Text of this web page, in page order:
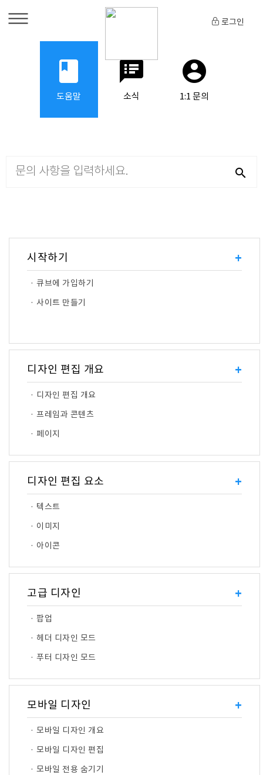
로그인
book
도움말
speaker_notes
소식
account_circle
1:1 문의
search
시작하기 +
· 큐브에 가입하기
· 사이트 만들기
디자인 편집 개요 +
· 디자인 편집 개요
· 프레임과 콘텐츠
· 페이지
디자인 편집 요소 +
· 텍스트
· 이미지
· 아이콘
고급 디자인 +
· 팝업
· 헤더 디자인 모드
· 푸터 디자인 모드
모바일 디자인 +
· 모바일 디자인 개요
· 모바일 디자인 편집
· 모바일 전용 숨기기